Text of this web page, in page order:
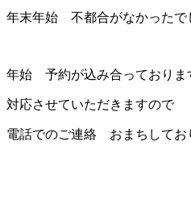
年末年始 不都合がなかったで
年始 予約が込み合っておりま
対応させていただきますので
電話でのご連絡 おまちしてお